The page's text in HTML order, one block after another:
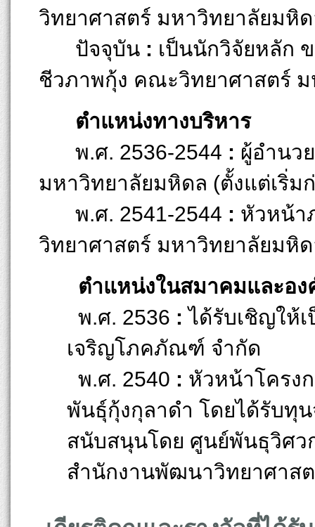
วิทยาศาสตร์ มหาวิทยาลัยมหิ
ปัจจุบัน : เป็นนักวิจัยหลัก
ชีวภาพกุ้ง คณะวิทยาศาสตร์
ตำแหน่งทางบริหาร
พ.ศ. 2536-2544 : ผู้อำนว
มหาวิทยาลัยมหิดล (ตั้งแต่เริ่ม
พ.ศ. 2541-2544 : หัวหน้า
วิทยาศาสตร์ มหาวิทยาลัยมหิ
ตำแหน่งในสมาคมและอง
พ.ศ. 2536 :ได้รับเชิญให้
เจริญโภคภัณฑ์ จำกัด
พ.ศ. 2540 : หัวหน้าโครง
พันธุ์กุ้งกุลาดำ โดยได้รับทุ
สนับสนุนโดย ศูนย์พันธุวิศว
สำนักงานพัฒนาวิทยาศาส